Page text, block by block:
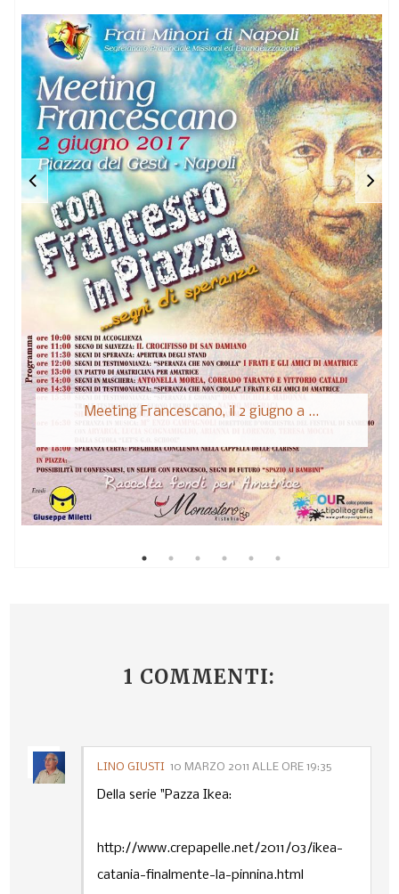
Meeting Francescano, il 2 giugno a ...
1 COMMENTI:
LINO GIUSTI 10 MARZO 2011 ALLE ORE 19:35
Della serie "Pazza Ikea:
http://www.crepapelle.net/2011/03/ikea-
catania-finalmente-la-pinnina.html